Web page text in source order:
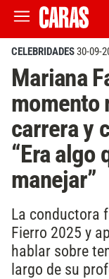
CELEBRIDADES30-09-
Mariana
momento
carrera y
“Era algo
manejar”
La conductora
Fierro 2025 y
hablar sobre
largo de su